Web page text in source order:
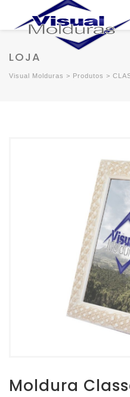
LOJA
Visual Molduras > Produtos >
Moldura